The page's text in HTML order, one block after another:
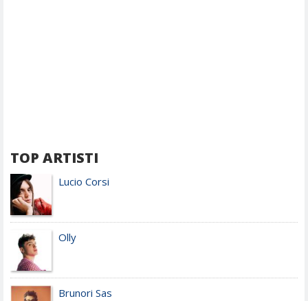
TOP ARTISTI
Lucio Corsi
Olly
Brunori Sas